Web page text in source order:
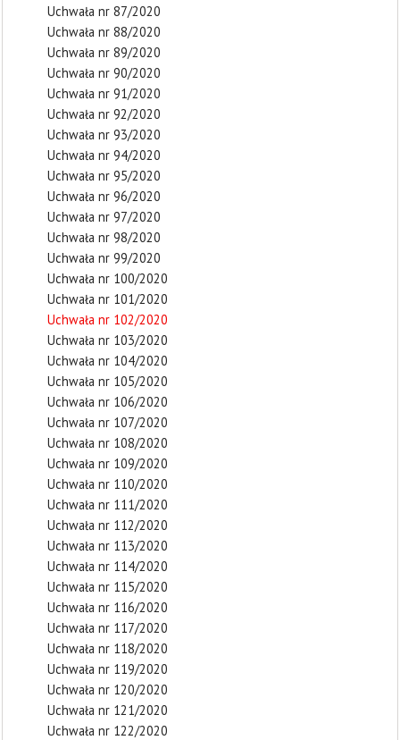
Uchwała nr 87/2020
Uchwała nr 88/2020
Uchwała nr 89/2020
Uchwała nr 90/2020
Uchwała nr 91/2020
Uchwała nr 92/2020
Uchwała nr 93/2020
Uchwała nr 94/2020
Uchwała nr 95/2020
Uchwała nr 96/2020
Uchwała nr 97/2020
Uchwała nr 98/2020
Uchwała nr 99/2020
Uchwała nr 100/2020
Uchwała nr 101/2020
Uchwała nr 102/2020
Uchwała nr 103/2020
Uchwała nr 104/2020
Uchwała nr 105/2020
Uchwała nr 106/2020
Uchwała nr 107/2020
Uchwała nr 108/2020
Uchwała nr 109/2020
Uchwała nr 110/2020
Uchwała nr 111/2020
Uchwała nr 112/2020
Uchwała nr 113/2020
Uchwała nr 114/2020
Uchwała nr 115/2020
Uchwała nr 116/2020
Uchwała nr 117/2020
Uchwała nr 118/2020
Uchwała nr 119/2020
Uchwała nr 120/2020
Uchwała nr 121/2020
Uchwała nr 122/2020